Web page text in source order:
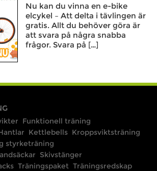
Nu kan du vinna en e-bike
elcykel – Att delta i tävlingen är
gratis. Allt du behöver göra är
att svara på några snabba
frågor. Svara på […]
Funktionell träning
Kettlebells Kroppsviktsträning
styrketräning
Skivstänger
Träningspaket Träningsredskap